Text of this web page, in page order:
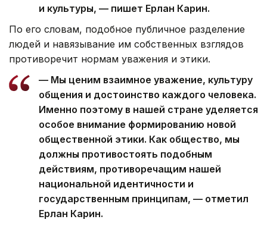
и культуры, — пишет Ерлан Карин.
По его словам, подобное публичное разделение
людей и навязывание им собственных взглядов
противоречит нормам уважения и этики.
— Мы ценим взаимное уважение, культуру
общения и достоинство каждого человека.
Именно поэтому в нашей стране уделяется
особое внимание формированию новой
общественной этики. Как общество, мы
должны противостоять подобным
действиям, противоречащим нашей
национальной идентичности и
государственным принципам, — отметил
Ерлан Карин.